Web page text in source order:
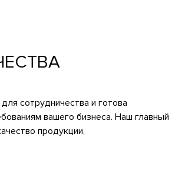
сотрудничества и готова
вашего бизнеса. Наш главный
продукции,